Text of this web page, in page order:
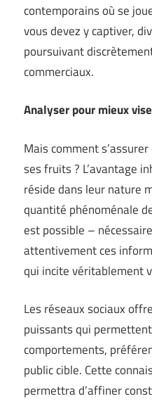
contemporains où se
vous devez y captiver,
poursuivant
commerciaux.
Analyser pour mieux
Mais comment
ses fruits ? L’avantage
réside dans leur nature
quantité phénoménale
est possible –
attentivement ces
qui incite véritablement
Les réseaux sociaux
puissants qui
comportements,
public cible. Cette
permettra d’affiner